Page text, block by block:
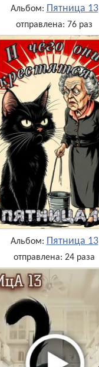
Альбом: Пятница 13
отправлена: 76 раз
Альбом: Пятница 13
отправлена: 24 раза